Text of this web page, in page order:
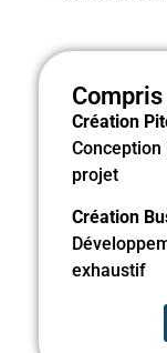
Création
projet
Création
exhaustif